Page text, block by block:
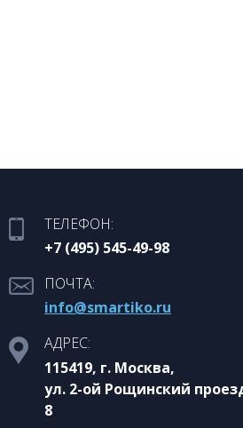
ТЕЛЕФОН:
+7 (495) 545-49-98
ПОЧТА:
info@smartiko.ru
АДРЕС:
115419, г. Москва,
ул. 2-ой Рощинский
8